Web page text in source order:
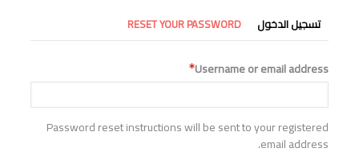
التبويبات
الأساسية
تسجيل الدخول RESET YOUR PASSWORD
Username or email address
Password reset instructions will be sent to your registered
email address.